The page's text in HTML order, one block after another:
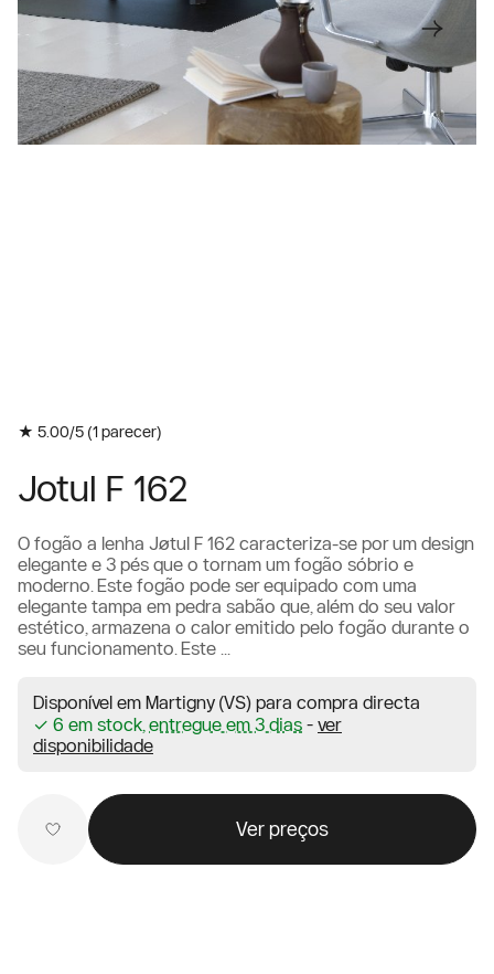
★ 5.00/5 (1parecer)
Jotul F 162
O fogão a lenha Jøtul F 162 caracteriza-se por um design
elegante e 3 pés que o tornam um fogão sóbrio e
moderno. Este fogão pode ser equipado com uma
elegante tampa em pedra sabão que, além do seu valor
estético, armazena o calor emitido pelo fogão durante o
seu funcionamento. Este ...
Disponível em Martigny (VS) para compra directa
✓ 6 em stock, entregue em 3 dias - ver
disponibilidade
Ver preços